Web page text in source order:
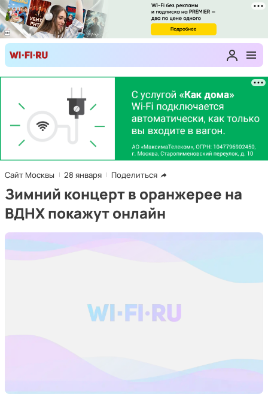
Сайт Москвы 28 января Поделиться
Зимний концерт в оранжерее на
ВДНХ покажут онлайн